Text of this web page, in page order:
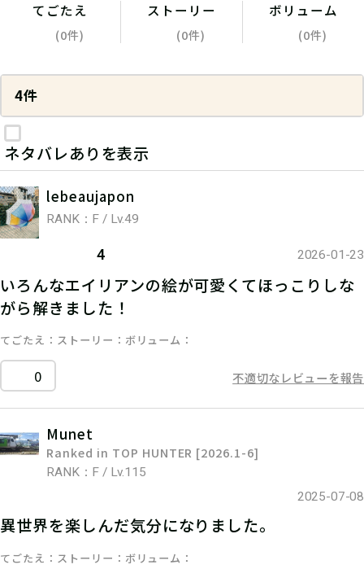
てごたえ
(0件)
ストーリー
(0件)
ボリューム
(0件)
4件
ネタバレありを表示
lebeaujapon
RANK：F / Lv.49
4 2026-01-23
いろんなエイリアンの絵が可愛くてほっこりしな
がら解きました！
てごたえ ストーリー ボリューム
0 不適切なレビューを報告
Munet
Ranked in TOP HUNTER [2026.1-6]
RANK：F / Lv.115
2025-07-08
異世界を楽しんだ気分になりました。
てごたえ ストーリー ボリューム